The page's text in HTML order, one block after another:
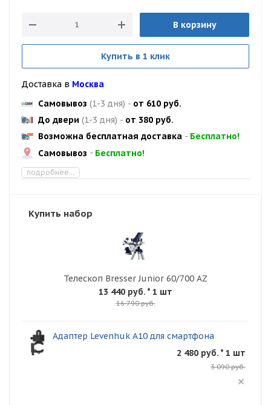
В корзину
Купить в 1 клик
Доставка в Москва
Самовывоз (1-3 дня) - от 610 руб.
До двери (1-3 дня) - от 380 руб.
Возможна бесплатная доставка - Бесплатно!
Самовывоз - Бесплатно!
подробнее...
Купить набор
Телескоп Bresser Junior 60/700 AZ
13 440 руб. * 1 шт
16 790 руб.
Адаптер Levenhuk A10 для смартфона
2 480 руб. * 1 шт
3 090 руб.